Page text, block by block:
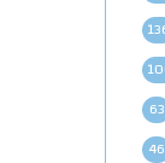
63
46